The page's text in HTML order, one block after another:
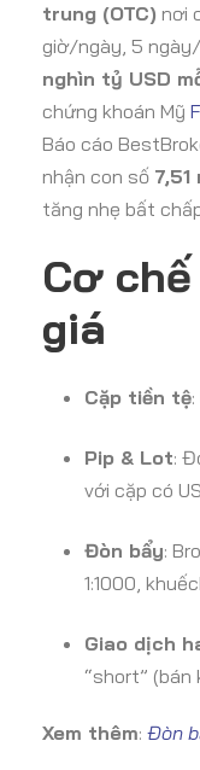
trung (OTC) nơi
giờ/ngày, 5
nghìn tỷ USD
chứng khoán Mỹ
Báo cáo
nhận con số
tăng nhẹ bất
Cơ
giá
Cặp tiền tệ
Pip & Lot:
với cặp có
Đòn bẩy:
1:1000,
Giao dịch
“short” (bán
Xem thêm: Đòn